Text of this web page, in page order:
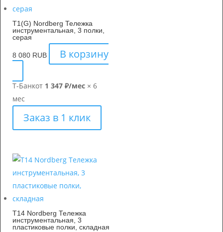
T1(G) Nordberg Тележка
инструментальная, 3 полки,
серая
8 080 RUB В корзину
Т-Банкот 1 347 ₽/мес × 6
мес
Заказ в 1 клик
T14 Nordberg Тележка
инструментальная, 3
пластиковые полки, складная